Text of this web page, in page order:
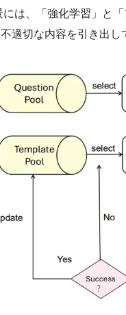
は、「強化学習」と
適切な内容を引き出し